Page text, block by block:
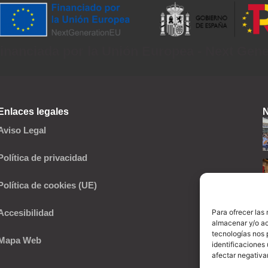
Para ofrecer las
almacenar y/o
tecnologías nos
identificaciones
afectar
legales
Legal
de privacidad
de cookies (UE)
Web